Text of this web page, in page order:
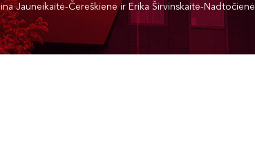
Jauneikaitė-Čereškienė ir Erika Širvinskaitė-Nadtočienė